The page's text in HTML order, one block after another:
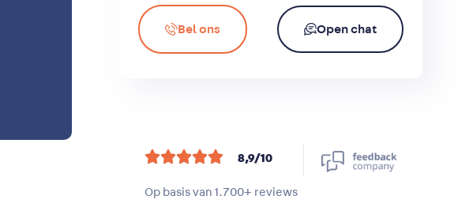
Open chat
Bel ons
 8,9/10
Op basis van 1.700+ reviews